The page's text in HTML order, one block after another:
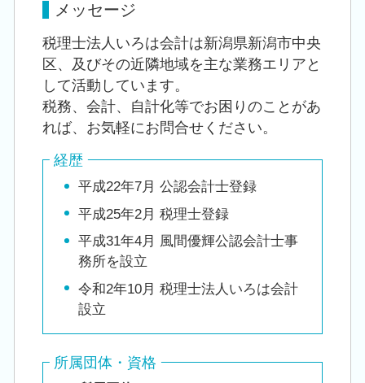
メッセージ
税理士法人いろは会計は新潟県新潟市中央
区、及びその近隣地域を主な業務エリアと
して活動しています。
税務、会計、自計化等でお困りのことがあ
れば、お気軽にお問合せください。
経歴
平成22年7月 公認会計士登録
平成25年2月 税理士登録
平成31年4月 風間優輝公認会計士事
務所を設立
令和2年10月 税理士法人いろは会計
設立
所属団体・資格